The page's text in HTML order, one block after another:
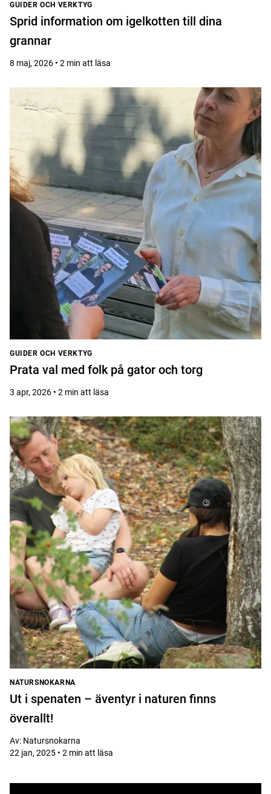
GUIDER OCH VERKTYG
Sprid information om igelkotten till dina
grannar
8 maj, 2026 • 2 min att läsa
GUIDER OCH VERKTYG
Prata val med folk på gator och torg
3 apr, 2026 • 2 min att läsa
NATURSNOKARNA
Ut i spenaten – äventyr i naturen finns
överallt!
Av: Natursnokarna
22 jan, 2025 • 2 min att läsa